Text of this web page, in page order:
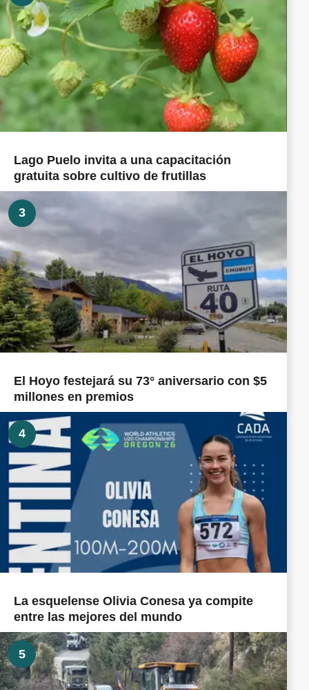
Lago Puelo invita a una capacitación
gratuita sobre cultivo de frutillas
3
El Hoyo festejará su 73° aniversario con $5
millones en premios
4
La esquelense Olivia Conesa ya compite
entre las mejores del mundo
5